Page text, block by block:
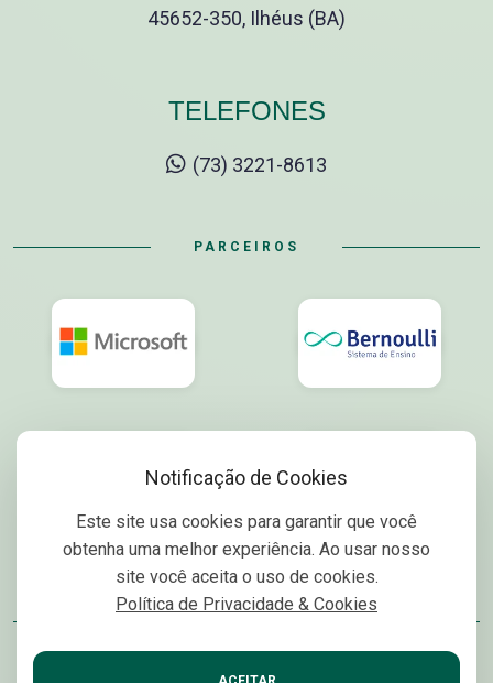
45652-350, Ilhéus (BA)
TELEFONES
(73) 3221-8613
PARCEIROS
Notificação de Cookies
Este site usa cookies para garantir que você
obtenha uma melhor experiência. Ao usar nosso
site você aceita o uso de cookies.
Política de Privacidade & Cookies